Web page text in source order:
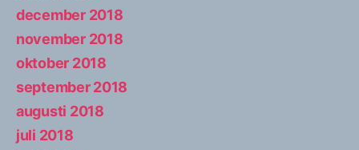
december 2018
november 2018
oktober 2018
september 2018
augusti 2018
juli 2018